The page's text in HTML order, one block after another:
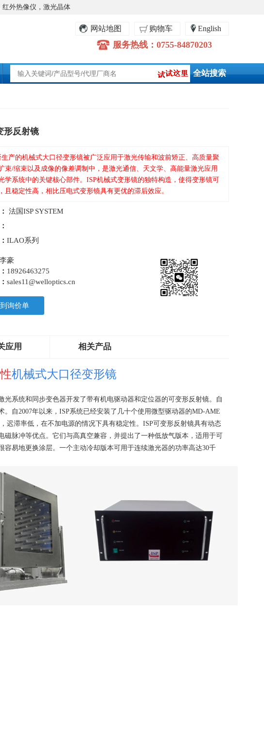
外热像仪，激光晶体
English
购物车
网站地图
服务热线：0755-84870203
形反射镜
生产的机械式大口径变形镜被广泛应用于激光传输和波前矫正、高质量聚
束/缩束以及成像的像差调制中，是激光通信、天文学、高能量激光应用
学系统中的关键核心部件。ISP机械式变形镜的独特构造，使得变形镜可
且稳定性高，相比压电式变形镜具有更优的滞后效应。
法国ISP SYSTEM
ILAO系列
李豪
18926463275
sales11@welloptics.cn
询价单
应用 相关产品
机械式大口径变形镜
光系统和同步变色器开发了带有机电驱动器和定位器的可变形反射镜。自
。自 2007年以来， ISP系统已经安装了几十个使用微型驱动器的MD-AME
迟滞率低，在不加电源的情况下具有稳定性。 ISP可变形反射镜具有动态
脉冲等优点。它们与高真空兼容，并提出了一种低放气版本，适用于可
易地更换涂层。一个主动冷却版本可用于连续激光器的功率高达30千